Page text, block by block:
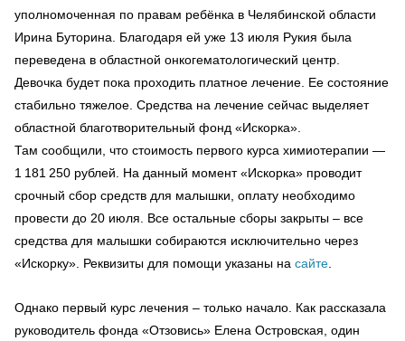
уполномоченная по правам ребёнка в Челябинской области
Ирина Буторина. Благодаря ей уже 13 июля Рукия была
переведена в областной онкогематологический центр.
Девочка будет пока проходить платное лечение. Ее состояние
стабильно тяжелое. Средства на лечение сейчас выделяет
областной благотворительный фонд «Искорка».
Там сообщили, что стоимость первого курса химиотерапии —
1 181 250 рублей. На данный момент «Искорка» проводит
срочный сбор средств для малышки, оплату необходимо
провести до 20 июля. Все остальные сборы закрыты – все
средства для малышки собираются исключительно через
«Искорку». Реквизиты для помощи указаны на сайте
Однако первый курс лечения – только начало. Как рассказала
руководитель фонда «Отзовись» Елена Островская, один